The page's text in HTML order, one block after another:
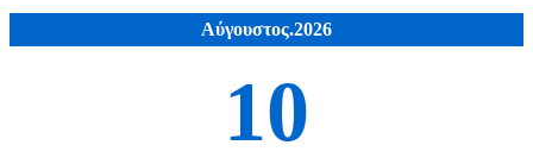
Αύγουστος.2026
10